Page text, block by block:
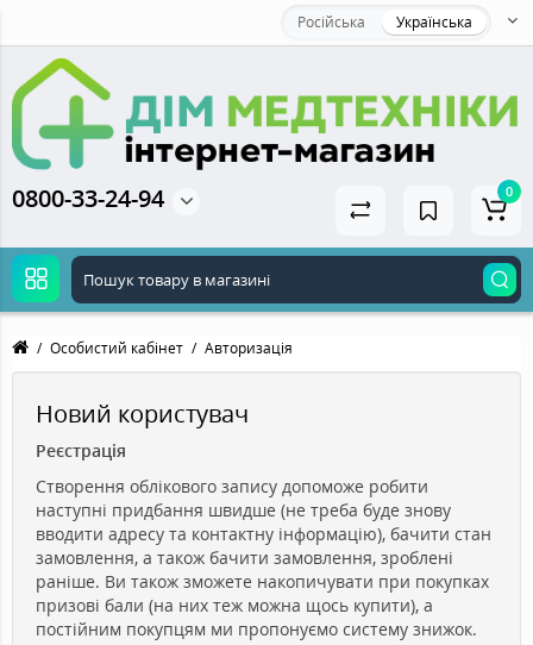
Російська Українська
0800-33-24-94 0
Особистий кабінет Авторизація
Новий користувач
Реєстрація
Створення облікового запису допоможе робити
наступні придбання швидше (не треба буде знову
вводити адресу та контактну інформацію), бачити стан
замовлення, а також бачити замовлення, зроблені
раніше. Ви також зможете накопичувати при покупках
призові бали (на них теж можна щось купити), а
постійним покупцям ми пропонуємо систему знижок.